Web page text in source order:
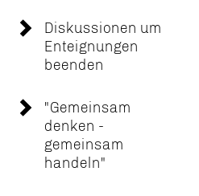
Diskussionen um
Enteignungen
beenden
"Gemeinsam
denken -
gemeinsam
handeln"